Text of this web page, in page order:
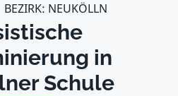
BEZIRK: NEUKÖLLN
in
Schule